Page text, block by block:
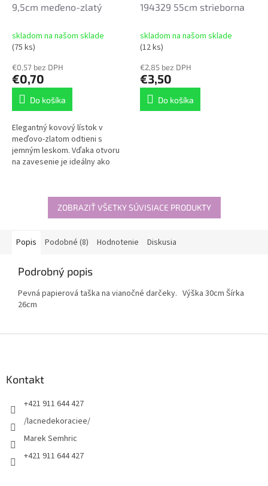
9,5cm meďeno-zlatý
skladom na našom sklade
(75 ks)
€0,57 bez DPH
€0,70
Do košíka
Elegantný kovový lístok v
meďovo-zlatom odtieni s
jemným leskom. Vďaka otvoru
na zavesenie je ideálny ako
prvok do...
194329 55cm strieborna
skladom na našom sklade
(12 ks)
€2,85 bez DPH
€3,50
Do košíka
ZOBRAZIŤ VŠETKY SÚVISIACE PRODUKTY
Popis Podobné (8) Hodnotenie Diskusia
Podrobný popis
Pevná papierová taška na vianočné darčeky. Výška 30cm Šírka
26cm
Kontakt
+421 911 644 427
/lacnedekoraciee/
Marek Semhric
+421 911 644 427